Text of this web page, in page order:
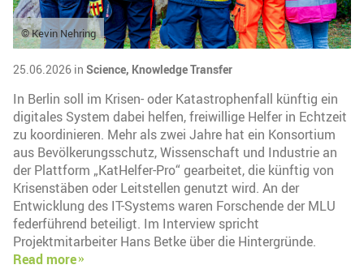
© Kevin Nehring
25.06.2026 in Science, Knowledge Transfer
In Berlin soll im Krisen- oder Katastrophenfall künftig ein
digitales System dabei helfen, freiwillige Helfer in Echtzeit
zu koordinieren. Mehr als zwei Jahre hat ein Konsortium
aus Bevölkerungsschutz, Wissenschaft und Industrie an
der Plattform „KatHelfer-Pro“ gearbeitet, die künftig von
Krisenstäben oder Leitstellen genutzt wird. An der
Entwicklung des IT-Systems waren Forschende der MLU
federführend beteiligt. Im Interview spricht
Projektmitarbeiter Hans Betke über die Hintergründe.
Read more